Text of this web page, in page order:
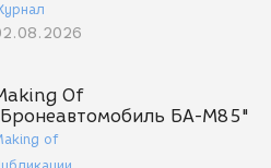
Of
БА-М85"
of